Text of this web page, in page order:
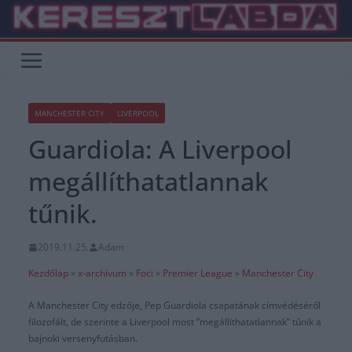
Skip
content
MANCHESTER CITY LIVERPOOL
Guardiola: A Liverpool
megállíthatatlannak
tűnik.
2019.11.25.
Adam
Kezdőlap » x-archívum » Foci » Premier League » Manchester City
A Manchester City edzője, Pep Guardiola csapatának címvédéséről
filozofált, de szerinte a Liverpool most “megállíthatatlannak” tűnik a
bajnoki versenyfutásban.